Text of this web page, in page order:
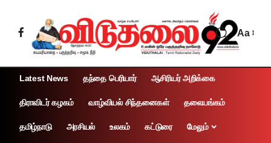
Aa
Latest News தந்தை பெரியார் ஆசிரியர் அறிக்கை
திராவிடர் கழகம் வாழ்வியல் சிந்தனைகள் தலையங்கம்
தமிழ்நாடு அரசியல் உலகம் கட்டுரை மேலும்